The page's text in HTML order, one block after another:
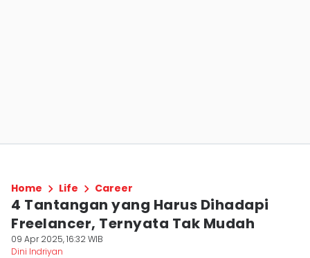
Home Life Career
4 Tantangan yang Harus Dihadapi
Freelancer, Ternyata Tak Mudah
09 Apr 2025, 16:32 WIB
Dini Indriyan